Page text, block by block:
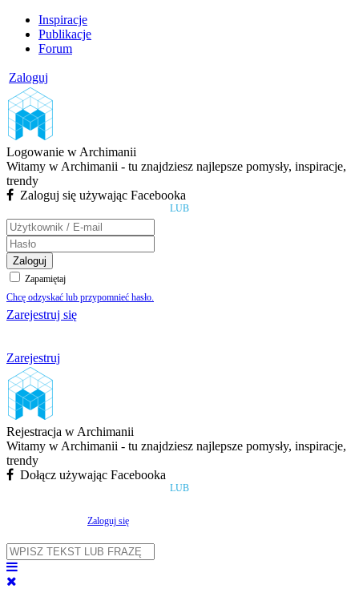
Inspiracje
Publikacje
Forum
Zaloguj
Logowanie w Archimanii
Witamy w Archimanii - tu znajdziesz najlepsze pomysły, inspiracje,
trendy
Zaloguj się używając Facebooka
LUB
Zaloguj
Zapamiętaj
Chcę odzyskać lub przypomnieć hasło.
Zarejestruj się
Zarejestruj
Rejestracja w Archimanii
Witamy w Archimanii - tu znajdziesz najlepsze pomysły, inspiracje,
trendy
Dołącz używając Facebooka
LUB
Zaloguj się